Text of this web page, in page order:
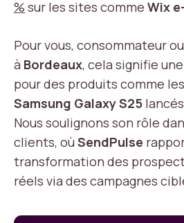
% sur les sites comme Wix
Pour vous, consommateur
à Bordeaux, cela signifie
pour des produits comme les
Samsung Galaxy S25
Nous soulignons son rôle
clients, où SendPulse
transformation des
réels via des campagnes